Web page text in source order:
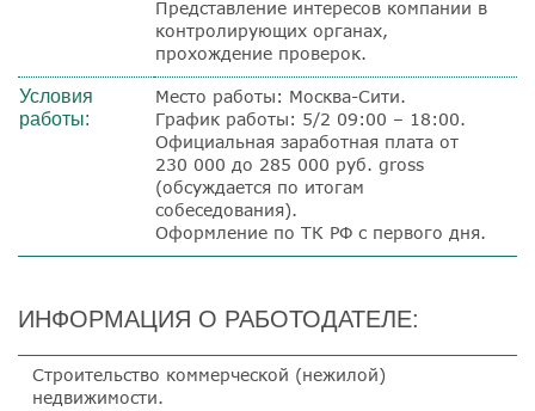
Представление интересов компании в
контролирующих органах,
прохождение проверок.
Условия
работы:
Место работы: Москва-Сити.
График работы: 5/2 09:00 – 18:00.
Официальная заработная плата от
230 000 до 285 000 руб. gross
(обсуждается по итогам
собеседования).
Оформление по ТК РФ с первого дня.
ИНФОРМАЦИЯ О РАБОТОДАТЕЛЕ:
Строительство коммерческой (нежилой)
недвижимости.